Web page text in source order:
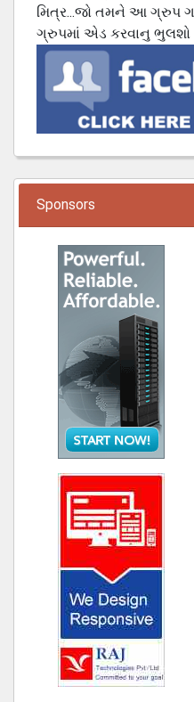
મિત્ર...જો તમને આ ગ્રુપ
ગ્રુપમાં એડ કરવાનુ ભુલશો
Sponsors